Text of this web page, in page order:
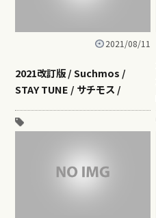
2021/08/11
2021改訂版 / Suchmos /
STAY TUNE / サチモス /